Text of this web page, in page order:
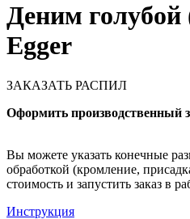
Деним голубой
Egger
ЗАКАЗАТЬ РАСПИЛ
Оформить производственный
Вы можете указать конечные
обработкой (кромление,
стоимость и запустить заказ в
Инструкция